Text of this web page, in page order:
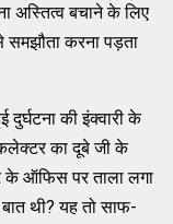
अस्तित्व बचाने के लिए
करना पड़ता
की इंक्वारी के
का दूबे जी के
के ऑफिस पर ताला लगा
थी? यह तो साफ-